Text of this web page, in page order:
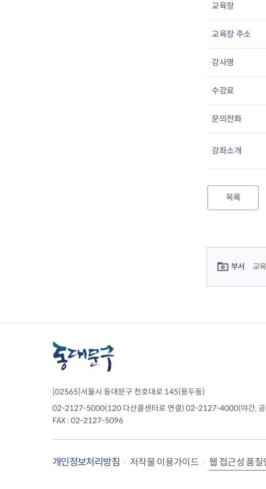
교육장
교육장 주소
강사명
수강료
문의전화
강좌소개
목록
부서 교
[02565]서울시 동대문구 천호대로 145(용두동)
02-2127-5000(120 다산콜센터로 연결) 02-2127-4000(야간,
FAX : 02-2127-5096
개인정보처리방침 저작물 이용가이드 웹 접근성 품